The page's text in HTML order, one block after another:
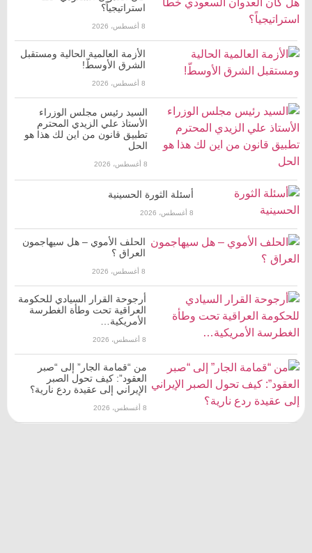
استراتيجياً؟
8 أغسطس، 2026
الأزمة العالمية الحالية ومستقبل
الشرق الأوسطّ!
8 أغسطس، 2026
السيد رئيس مجلس الوزراء
الأستاذ علي الزيدي المحترم
تطبيق قانون من اين لك هذا هو
الحل
8 أغسطس، 2026
أسئلة الثورة الحسينية
8 أغسطس، 2026
الحلف الأموي – هل سيهاجمون
العراق ؟
8 أغسطس، 2026
أرجوحة القرار السيادي للحكومة
العراقية تحت وطأة الغطرسة
الأمريكية…
8 أغسطس، 2026
من “قمامة الجار” إلى “صبر
العقود”: كيف تحول الصبر
الإيراني إلى عقيدة ردع نارية؟
8 أغسطس، 2026